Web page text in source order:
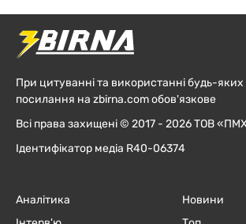
При цитуванні та використанні будь-яких
посилання на zbirna.com обов'язкове
Всі права захищені © 2017 - 2026 ТОВ
Ідентифікатор медіа R40-06374
Аналітика
Новини